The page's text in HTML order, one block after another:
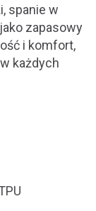
spanie w
zapasowy
i komfort,
każdych